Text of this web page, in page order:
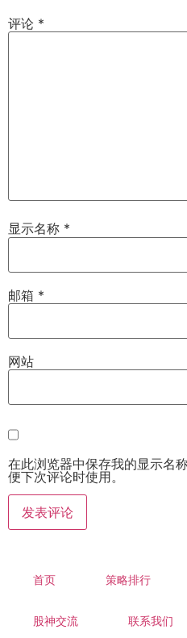
评论 *
显示名称 *
邮箱 *
网站
在此浏览器中保存我的显示名
便下次评论时使用。
首页 策略排行
股神交流 联系我们